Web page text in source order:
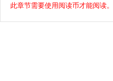
此章节需要使用阅读币才能阅读。